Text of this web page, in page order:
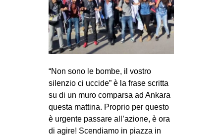
“Non sono le bombe, il vostro
silenzio ci uccide” è la frase scritta
su di un muro comparsa ad Ankara
questa mattina. Proprio per questo
è urgente passare all’azione, è ora
di agire! Scendiamo in piazza in